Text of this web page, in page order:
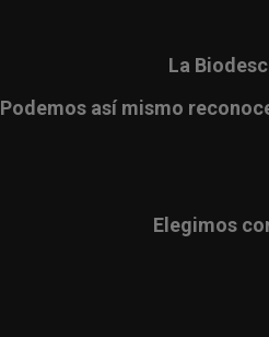
La
Podemos así mismo
Elegimos